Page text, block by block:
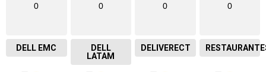
0
DELL EMC
0
DELL
LATAM
0
DELIVERECT
0